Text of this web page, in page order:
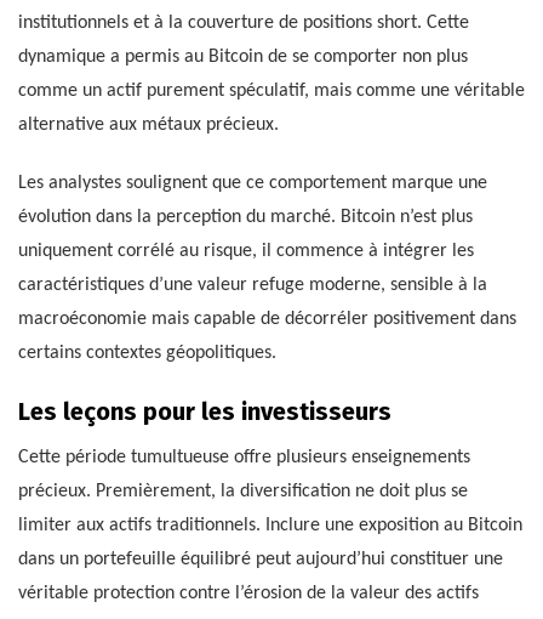
institutionnels et à la couverture de positions short. Cette
dynamique a permis au Bitcoin de se comporter non plus
comme un actif purement spéculatif, mais comme une véritable
alternative aux métaux précieux.
Les analystes soulignent que ce comportement marque une
évolution dans la perception du marché. Bitcoin n’est plus
uniquement corrélé au risque, il commence à intégrer les
caractéristiques d’une valeur refuge moderne, sensible à la
macroéconomie mais capable de décorréler positivement dans
certains contextes géopolitiques.
Les leçons pour les investisseurs
Cette période tumultueuse offre plusieurs enseignements
précieux. Premièrement, la diversification ne doit plus se
limiter aux actifs traditionnels. Inclure une exposition au Bitcoin
dans un portefeuille équilibré peut aujourd’hui constituer une
véritable protection contre l’érosion de la valeur des actifs